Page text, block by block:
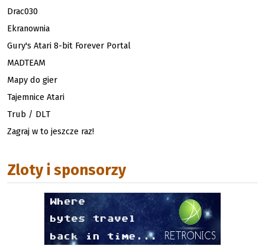
Drac030
Ekranownia
Gury's Atari 8-bit Forever Portal
MADTEAM
Mapy do gier
Tajemnice Atari
Trub / DLT
Zagraj w to jeszcze raz!
Zloty i sponsorzy